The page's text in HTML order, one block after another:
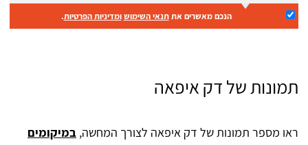
הנכם מאשרים אתתנאי השימוש ומדיניות הפרטיות.
תמונות של דק איפאה
ראו מספר תמונות של דק איפאה לצורך המחשה, במיקומים